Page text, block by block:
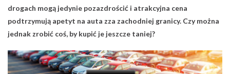
drogach mogą jedynie pozazdrościć i atrakcyjna cena
podtrzymują apetyt na auta zza zachodniej granicy. Czy można
jednak zrobić coś, by kupić je jeszcze taniej?